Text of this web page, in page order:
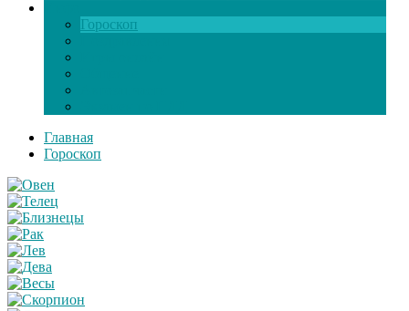
Гороскоп
Главная
Гороскоп